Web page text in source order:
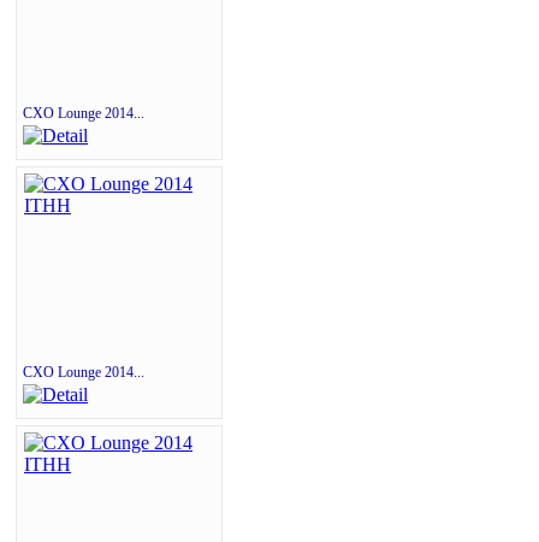
CXO Lounge 2014...
CXO Lounge 2014...